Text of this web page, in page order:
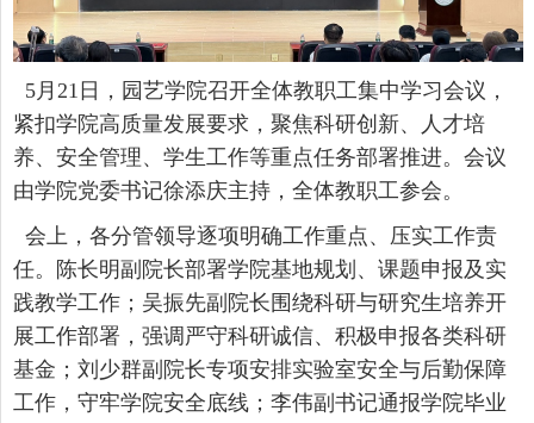
5月21日，园艺学院召开全体教职工集中学习会议，
紧扣学院高质量发展要求，聚焦科研创新、人才培
养、安全管理、学生工作等重点任务部署推进。会议
由学院党委书记徐添庆主持，全体教职工参会。
会上，各分管领导逐项明确工作重点、压实工作责
任。陈长明副院长部署学院基地规划、课题申报及实
践教学工作；吴振先副院长围绕科研与研究生培养开
展工作部署，强调严守科研诚信、积极申报各类科研
基金；刘少群副院长专项安排实验室安全与后勤保障
工作，守牢学院安全底线；李伟副书记通报学院毕业